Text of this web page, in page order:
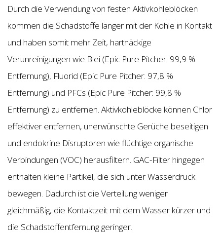
Durch die Verwendung von festen Aktivkohleblöcken
kommen die Schadstoffe länger mit der Kohle in Kontakt
und haben somit mehr Zeit, hartnäckige
Verunreinigungen wie Blei (Epic Pure Pitcher: 99,9 %
Entfernung), Fluorid (Epic Pure Pitcher: 97,8 %
Entfernung) und PFCs (Epic Pure Pitcher: 99,8 %
Entfernung) zu entfernen. Aktivkohleblöcke können Chlor
effektiver entfernen, unerwünschte Gerüche beseitigen
und endokrine Disruptoren wie flüchtige organische
Verbindungen (VOC) herausfiltern. GAC-Filter hingegen
enthalten kleine Partikel, die sich unter Wasserdruck
bewegen. Dadurch ist die Verteilung weniger
gleichmäßig, die Kontaktzeit mit dem Wasser kürzer und
die Schadstoffentfernung geringer.